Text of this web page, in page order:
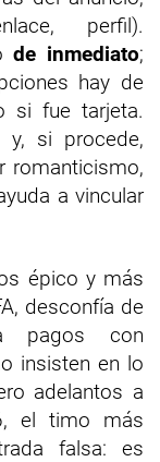
perfil).
de inmediato;
hay de
si fue tarjeta.
y, si procede,
romanticismo,
a vincular
épico y más
desconfía de
pagos con
insisten en lo
adelantos a
el timo más
falsa: es